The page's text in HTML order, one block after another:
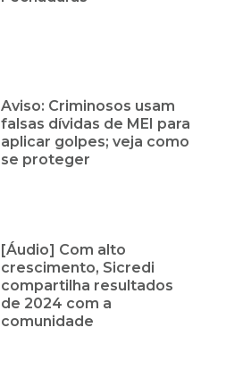
Aviso: Criminosos usam
falsas dívidas de MEI para
aplicar golpes; veja como
se proteger
[Áudio] Com alto
crescimento, Sicredi
compartilha resultados
de 2024 com a
comunidade